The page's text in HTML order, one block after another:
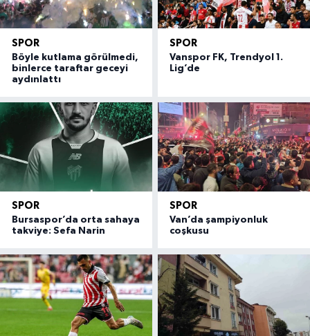
SPOR
Böyle kutlama görülmedi,
binlerce taraftar geceyi
aydınlattı
SPOR
Vanspor FK, Trendyol 1.
Lig’de
SPOR
Bursaspor’da orta sahaya
takviye: Sefa Narin
SPOR
Van’da şampiyonluk
coşkusu